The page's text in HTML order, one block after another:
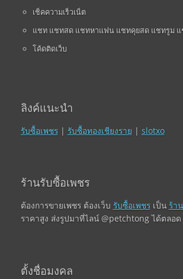
เช็คความเร็วเน็ต
แชท แชทสด แชทหาแฟน แชทคุยสด แชทรูม แ
โค้ดติดเว็บ
ลิงค์แนะนำ
รับซื้อเพชร| รับซื้อทองเชียงราย | slotxo
ร้านรับซื้อเพชร
ต้องการขายเพชร ต้องเว็บ รับซื้อเพชรเป็น ร้า
ราคาสูง ส่งรูปมาที่ไลน์ @petchtong ได้ตลอ
ตั้งชื่อมงคล